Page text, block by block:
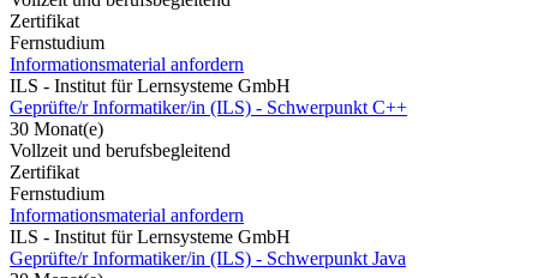
Zertifikat
Fernstudium
Informationsmaterial anfordern
ILS - Institut für Lernsysteme GmbH
Geprüfte/r Informatiker/in (ILS) - Schwerpunkt C++
30 Monat(e)
Vollzeit und berufsbegleitend
Zertifikat
Fernstudium
Informationsmaterial anfordern
ILS - Institut für Lernsysteme GmbH
Geprüfte/r Informatiker/in (ILS) - Schwerpunkt Java